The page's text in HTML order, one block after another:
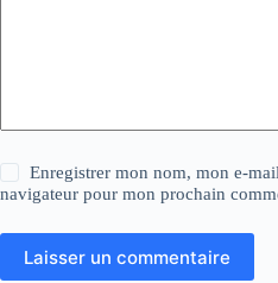
Enregistrer mon nom, mon e-
navigateur pour mon prochain
Laisser un commentaire